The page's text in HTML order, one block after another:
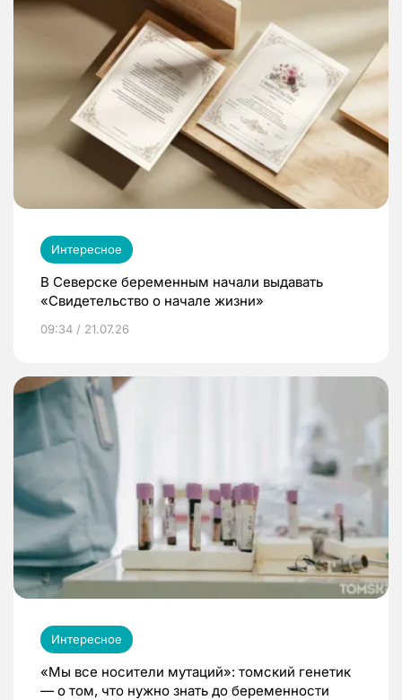
Интересное
В Северске беременным начали выдавать
«Свидетельство о начале жизни»
09:34 / 21.07.26
Интересное
«Мы все носители мутаций»: томский генетик
— о том, что нужно знать до беременности